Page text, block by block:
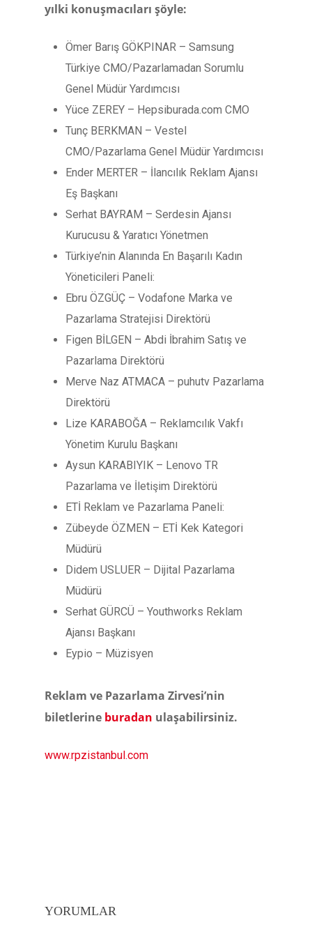
yılki konuşmacıları şöyle:
Ömer Barış GÖKPINAR – Samsung
Türkiye CMO/Pazarlamadan Sorumlu
Genel Müdür Yardımcısı
Yüce ZEREY – Hepsiburada.com CMO
Tunç BERKMAN – Vestel
CMO/Pazarlama Genel Müdür Yardımcısı
Ender MERTER – İlancılık Reklam Ajansı
Eş Başkanı
Serhat BAYRAM – Serdesin Ajansı
Kurucusu & Yaratıcı Yönetmen
Türkiye’nin Alanında En Başarılı Kadın
Yöneticileri Paneli:
Ebru ÖZGÜÇ – Vodafone Marka ve
Pazarlama Stratejisi Direktörü
Figen BİLGEN – Abdi İbrahim Satış ve
Pazarlama Direktörü
Merve Naz ATMACA – puhutv Pazarlama
Direktörü
Lize KARABOĞA – Reklamcılık Vakfı
Yönetim Kurulu Başkanı
Aysun KARABIYIK – Lenovo TR
Pazarlama ve İletişim Direktörü
ETİ Reklam ve Pazarlama Paneli:
Zübeyde ÖZMEN – ETİ Kek Kategori
Müdürü
Didem USLUER – Dijital Pazarlama
Müdürü
Serhat GÜRCÜ – Youthworks Reklam
Ajansı Başkanı
Eypio – Müzisyen
Reklam ve Pazarlama Zirvesi’nin
biletlerine buradan ulaşabilirsiniz.
www.rpzistanbul.com
YORUMLAR